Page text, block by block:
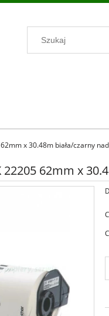
x 30.48m biała/czarny
62mm x